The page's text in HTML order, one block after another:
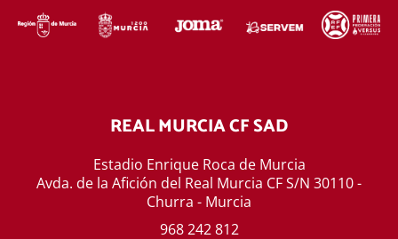
REAL MURCIA CF SAD
Estadio Enrique Roca de Murcia
Avda. de la Afición del Real Murcia CF S/N 30110 -
Churra - Murcia
968 242 812